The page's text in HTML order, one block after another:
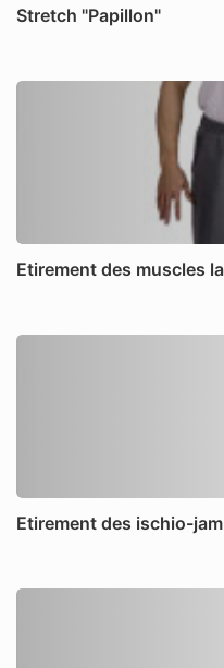
Stretch "Papillon"
Etirement des muscles
Etirement des ischio-